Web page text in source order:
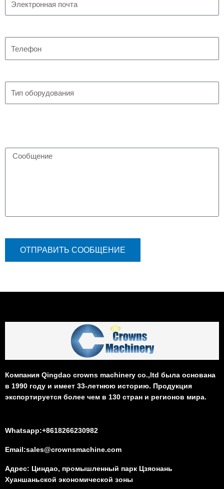
ОТПРАВИТЬ СООБЩЕНИЕ
Компания Qingdao crowns machinery co.,ltd была основана
в 1990 году и имеет 33-летнюю историю. Продукция
экспортируется более чем в 130 стран и регионов мира.
Whatsapp:+8618266230982
Email:sales@crownsmachine.com
Адрес: Циндао, промышленный парк Цзяонань
Хуаншаньской экономической зоны